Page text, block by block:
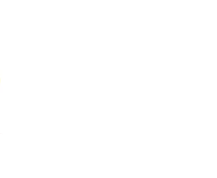
High Mcdonald’s